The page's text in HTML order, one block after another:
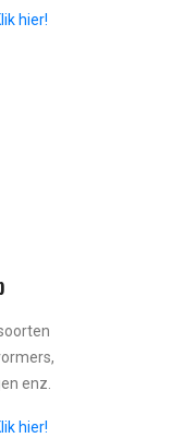
hier!
enz.
hier!